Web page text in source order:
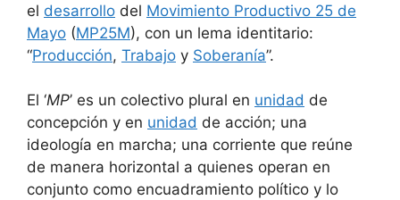
el desarrollo del Movimiento Productivo 25 de
Mayo (MP25M), con un lema identitario:
“Producción, Trabajo y Soberanía”.
El ‘MP’ es un colectivo plural en unidad de
concepción y en unidad de acción; una
ideología en marcha; una corriente que reúne
de manera horizontal a quienes operan en
conjunto como encuadramiento político y lo